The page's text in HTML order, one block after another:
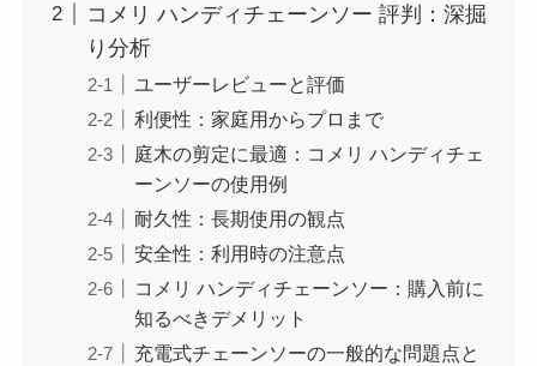
コメリ ハンディチェーンソー 評判：深掘
り分析
ユーザーレビューと評価
利便性：家庭用からプロまで
庭木の剪定に最適：コメリ ハンディチェ
ーンソーの使用例
耐久性：長期使用の観点
安全性：利用時の注意点
コメリ ハンディチェーンソー：購入前に
知るべきデメリット
充電式チェーンソーの一般的な問題点と